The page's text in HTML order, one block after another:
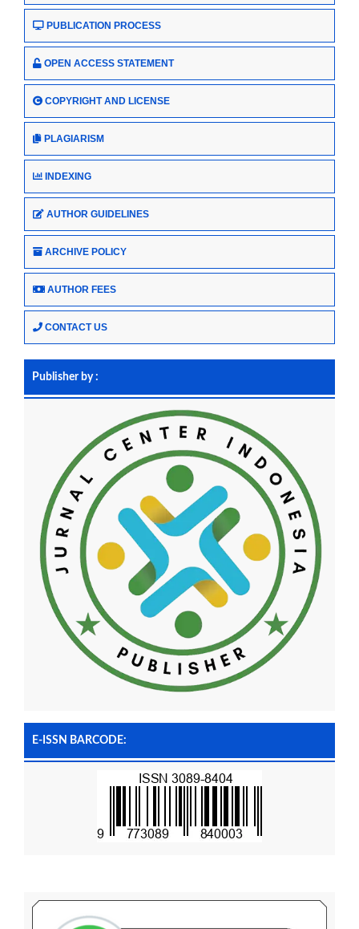
PUBLICATION PROCESS
OPEN ACCESS STATEMENT
COPYRIGHT AND LICENSE
PLAGIARISM
INDEXING
AUTHOR GUIDELINES
ARCHIVE POLICY
AUTHOR FEES
CONTACT US
Publisher by :
E-ISSN BARCODE: